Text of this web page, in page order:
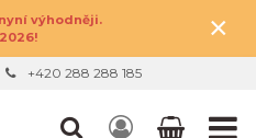
výhodněji.
×
+420 288 288 185